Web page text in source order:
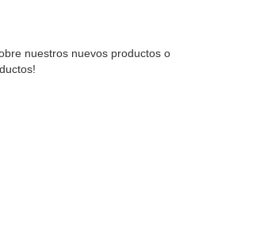
nuestros nuevos productos o